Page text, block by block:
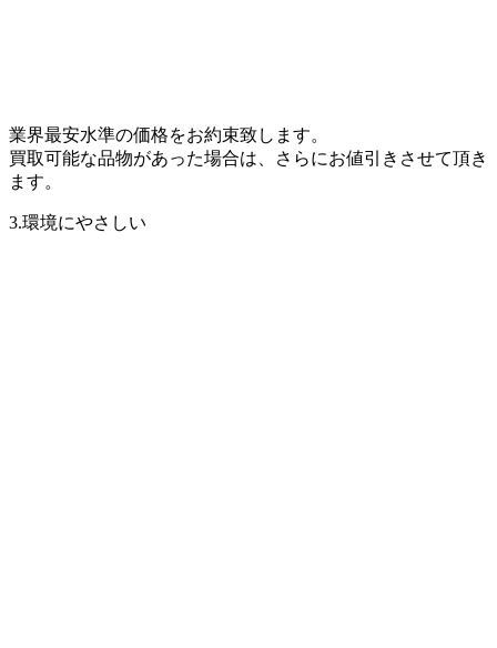
業界最安水準の価格をお約束致します。
買取可能な品物があった場合は、さらにお値引きさせて頂き
ます。
3.環境にやさしい